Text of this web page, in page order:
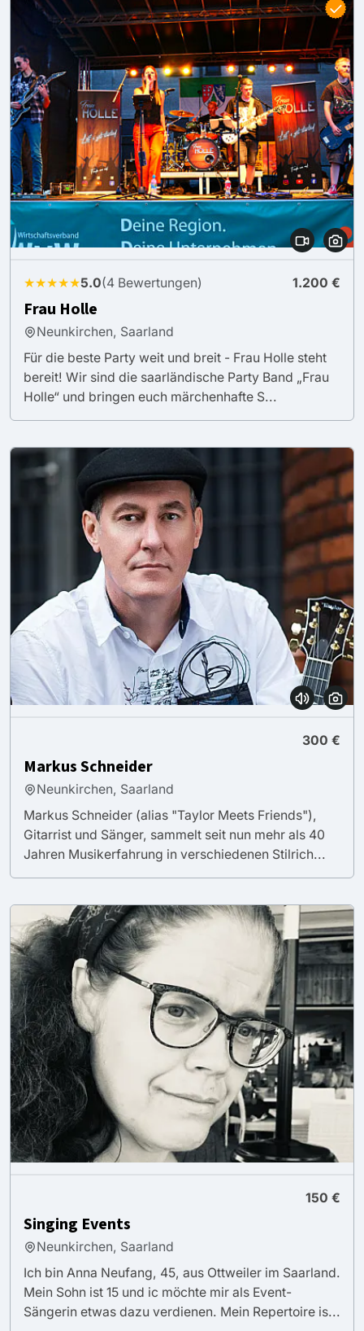
★★★★★5.0(4 Bewertungen) 1.200 €
Frau Holle
Neunkirchen, Saarland
Für die beste Party weit und breit - Frau Holle steht
bereit! Wir sind die saarländische Party Band „Frau
Holle“ und bringen euch märchenhafte S...
300 €
Markus Schneider
Neunkirchen, Saarland
Markus Schneider (alias "Taylor Meets Friends"),
Gitarrist und Sänger, sammelt seit nun mehr als 40
Jahren Musikerfahrung in verschiedenen Stilrich...
150 €
Singing Events
Neunkirchen, Saarland
Ich bin Anna Neufang, 45, aus Ottweiler im Saarland.
Mein Sohn ist 15 und ic möchte mir als Event-
Sängerin etwas dazu verdienen. Mein Repertoire is...